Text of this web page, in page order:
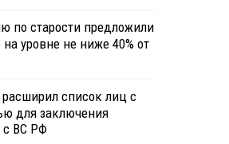
по старости предложили
на уровне не ниже 40% от
список лиц с
для заключения
с ВС РФ